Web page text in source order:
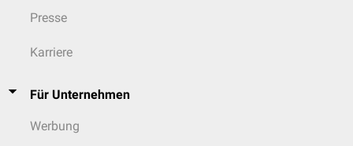
Presse
Karriere
Für Unternehmen
Werbung